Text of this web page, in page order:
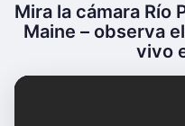
Mira la cámara Río
Maine – observa
vivo